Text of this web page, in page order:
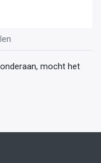
mocht het